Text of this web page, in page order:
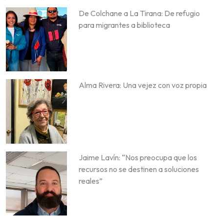
De Colchane a La Tirana: De refugio
para migrantes a biblioteca
Alma Rivera: Una vejez con voz propia
Jaime Lavín: “Nos preocupa que los
recursos no se destinen a soluciones
reales”